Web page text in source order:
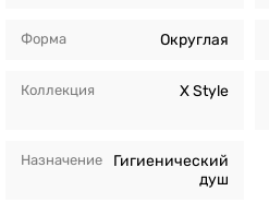
Форма Округлая
Коллекция X Style
Назначение
Гигиенический
душ